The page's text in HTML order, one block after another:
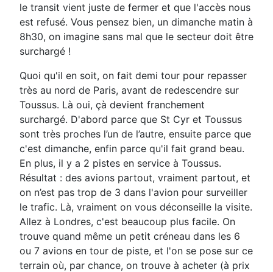
le transit vient juste de fermer et que l'accès nous
est refusé. Vous pensez bien, un dimanche matin à
8h30, on imagine sans mal que le secteur doit être
surchargé !
Quoi qu'il en soit, on fait demi tour pour repasser
très au nord de Paris, avant de redescendre sur
Toussus. Là oui, çà devient franchement
surchargé. D'abord parce que St Cyr et Toussus
sont très proches l’un de l’autre, ensuite parce que
c'est dimanche, enfin parce qu'il fait grand beau.
En plus, il y a 2 pistes en service à Toussus.
Résultat : des avions partout, vraiment partout, et
on n’est pas trop de 3 dans l'avion pour surveiller
le trafic. Là, vraiment on vous déconseille la visite.
Allez à Londres, c'est beaucoup plus facile. On
trouve quand même un petit créneau dans les 6
ou 7 avions en tour de piste, et l'on se pose sur ce
terrain où, par chance, on trouve à acheter (à prix